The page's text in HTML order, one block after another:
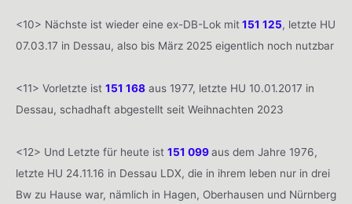
<10> Nächste ist wieder eine ex-DB-Lok mit 151 125, letzte HU
07.03.17 in Dessau, also bis März 2025 eigentlich noch nutzbar
<11> Vorletzte ist 151 168 aus 1977, letzte HU 10.01.2017 in
Dessau, schadhaft abgestellt seit Weihnachten 2023
<12> Und Letzte für heute ist 151 099aus dem Jahre 1976,
letzte HU 24.11.16 in Dessau LDX, die in ihrem leben nur in drei
Bw zu Hause war, nämlich in Hagen, Oberhausen und Nürnberg